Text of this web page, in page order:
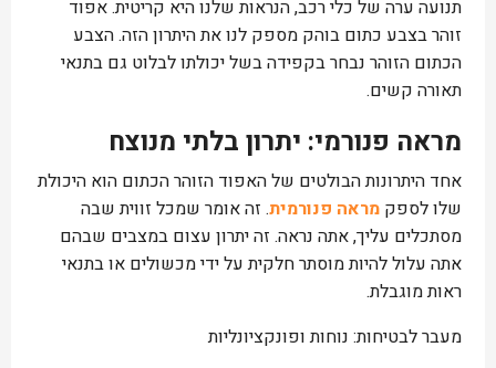
תנועה ערה של כלי רכב, הנראות שלנו היא קריטית. אפוד
זוהר בצבע כתום בוהק מספק לנו את היתרון הזה. הצבע
הכתום הזוהר נבחר בקפידה בשל יכולתו לבלוט גם בתנאי
תאורה קשים.
מראה פנורמי: יתרון בלתי מנוצח
אחד היתרונות הבולטים של האפוד הזוהר הכתום הוא היכולת
שלו לספקמראה פנורמית. זה אומר שמכל זווית שבה
מסתכלים עליך, אתה נראה. זה יתרון עצום במצבים שבהם
אתה עלול להיות מוסתר חלקית על ידי מכשולים או בתנאי
ראות מוגבלת.
מעבר לבטיחות: נוחות ופונקציונליות